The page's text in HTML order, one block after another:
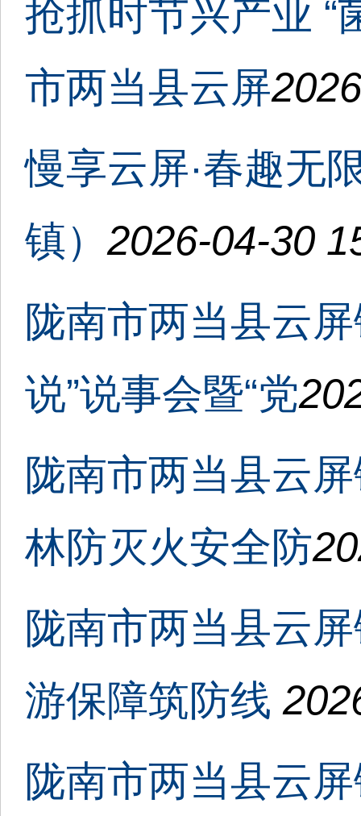
抢抓时节兴产业 “
市两当县云屏
慢享云屏·春趣无
镇） 2026-04-30
陇南市两当县云
说”说事会暨“党
陇南市两当县云
林防灭火安全防
陇南市两当县云
游保障筑防线
陇南市两当县云